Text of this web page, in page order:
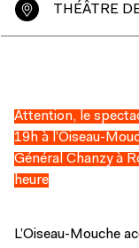
THÉÂTRE
Attention, le
19h à l’Oiseau-
Général Chanzy à
heure
L’Oiseau-Mouche